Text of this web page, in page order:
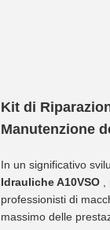
Kit di
Manutenzione
In un significativo
Idrauliche A10VSO
professionisti di
massimo delle